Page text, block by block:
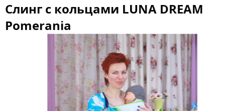
Cлинг с кольцами LUNA DREAM
Pomerania